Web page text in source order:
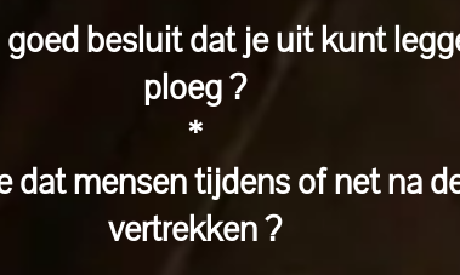
besluit dat je uit kunt
ploeg ?
*
dat mensen tijdens of net na
vertrekken ?